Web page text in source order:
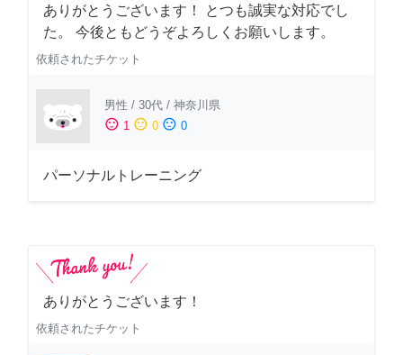
ありがとうございます！ とつも誠実な対応でし
た。 今後ともどうぞよろしくお願いします。
依頼されたチケット
男性 / 30代 / 神奈川県
sentiment_satisfied 1 sentiment_neutral 0 sentiment_dissatisfied 0
パーソナルトレーニング
ありがとうございます！
依頼されたチケット